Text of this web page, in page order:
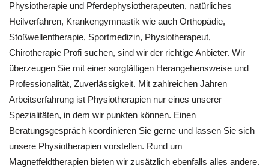
Physiotherapie und Pferdephysiotherapeuten, natürliches
Heilverfahren, Krankengymnastik wie auch Orthopädie,
Stoßwellentherapie, Sportmedizin, Physiotherapeut,
Chirotherapie Profi suchen, sind wir der richtige Anbieter. Wir
überzeugen Sie mit einer sorgfältigen Herangehensweise und
Professionalität, Zuverlässigkeit. Mit zahlreichen Jahren
Arbeitserfahrung ist Physiotherapien nur eines unserer
Spezialitäten, in dem wir punkten können. Einen
Beratungsgespräch koordinieren Sie gerne und lassen Sie sich
unsere Physiotherapien vorstellen. Rund um
Magnetfeldtherapien bieten wir zusätzlich ebenfalls alles andere.